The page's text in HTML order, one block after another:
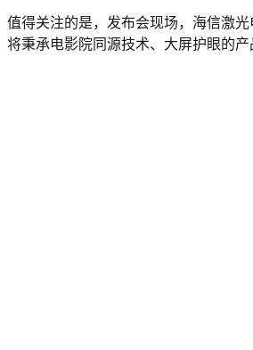
值得关注的是，发布会现场，海信激
将秉承电影院同源技术、大屏护眼的